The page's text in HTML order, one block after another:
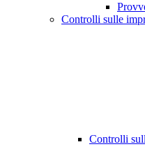
Controlli sulle
Controlli